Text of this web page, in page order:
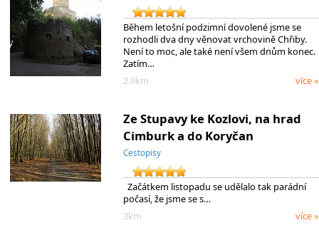
Během letošní podzimní dovolené jsme se
rozhodli dva dny věnovat vrchovině Chřiby.
Není to moc, ale také není všem dnům konec.
Zatím…
2.9km
více »
Ze Stupavy ke Kozlovi, na hrad
Cimburk a do Koryčan
Cestopisy
Začátkem listopadu se udělalo tak parádní
počasí, že jsme se s…
3km
více »